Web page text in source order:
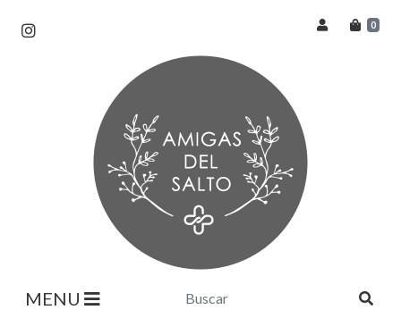
0
MENU